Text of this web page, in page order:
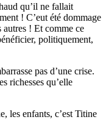
qu’il ne fallait
! C’eut été dommage
autres ! Et comme ce
politiquement,
pas d’une crise.
richesses qu’elle
les enfants, c’est Titine